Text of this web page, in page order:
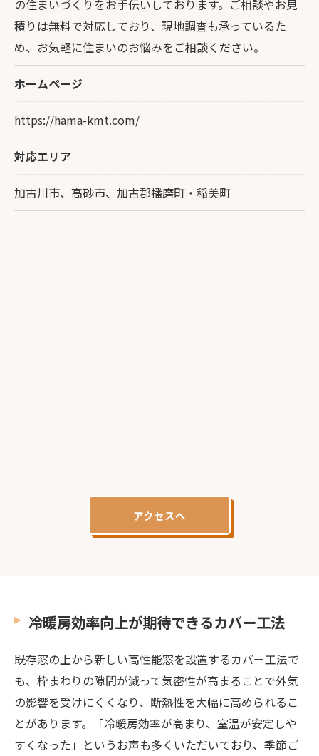
の住まいづくりをお手伝いしております。ご相談やお見
積りは無料で対応しており、現地調査も承っているた
め、お気軽に住まいのお悩みをご相談ください。
ホームページ
https://hama-kmt.com/
対応エリア
加古川市、高砂市、加古郡播磨町・稲美町
アクセスへ
冷暖房効率向上が期待できるカバー工法
既存窓の上から新しい高性能窓を設置するカバー工法で
も、枠まわりの隙間が減って気密性が高まることで外気
の影響を受けにくくなり、断熱性を大幅に高められるこ
とがあります。「冷暖房効率が高まり、室温が安定しや
すくなった」というお声も多くいただいており、季節ご